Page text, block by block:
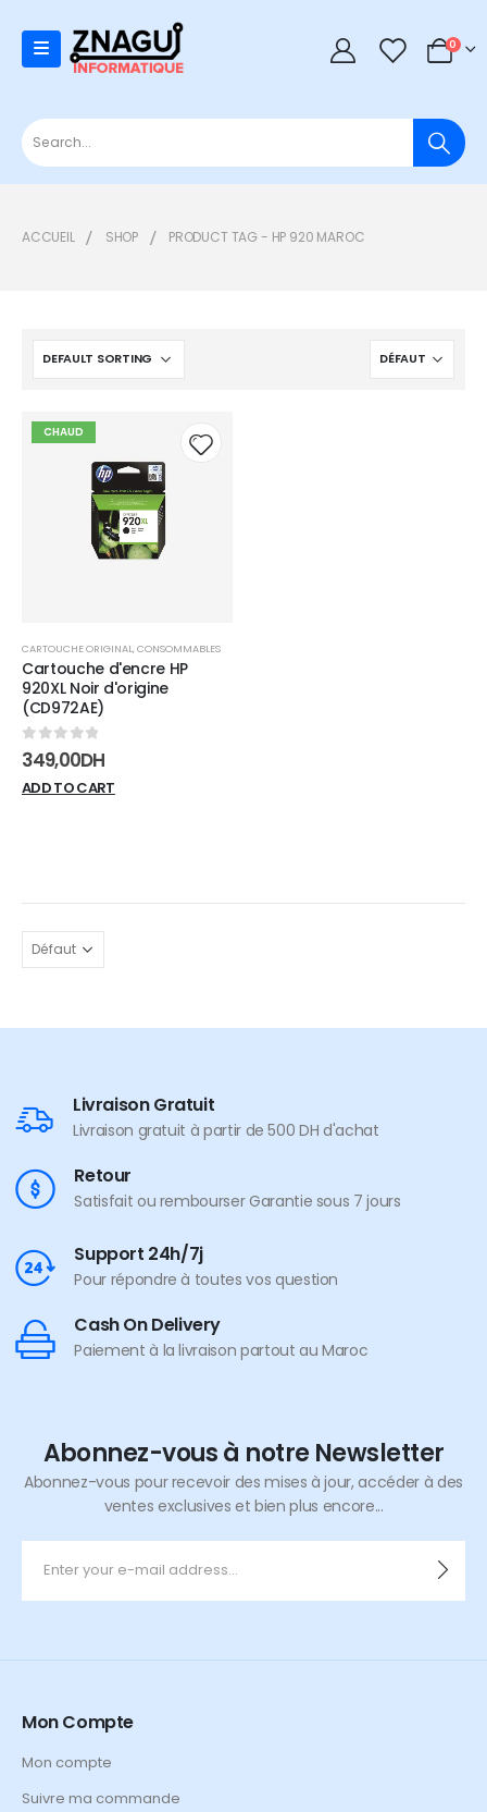
0 0
ACCUEIL SHOP PRODUCT TAG - HP 920 MAROC
CHAUD
CARTOUCHE ORIGINAL ,CONSOMMABLES
Cartouche d'encre HP
920XL Noir d'origine
(CD972AE)
0 sur 5
349,00DH
ADD TO CART
Livraison Gratuit
Livraison gratuit à partir de 500 DH d'achat
Retour
Satisfait ou rembourser Garantie sous 7 jours
Support 24h/7j
Pour répondre à toutes vos question
Cash On Delivery
Paiement à la livraison partout au Maroc
Abonnez-vous à notre Newsletter
Abonnez-vous pour recevoir des mises à jour, accéder à des
ventes exclusives et bien plus encore...
Mon Compte
Mon compte
Suivre ma commande